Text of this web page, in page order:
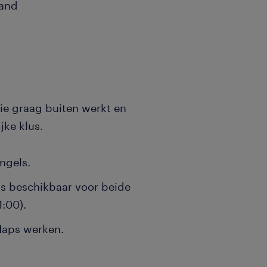
graag buiten werkt en
klus.
beschikbaar voor beide
werken.